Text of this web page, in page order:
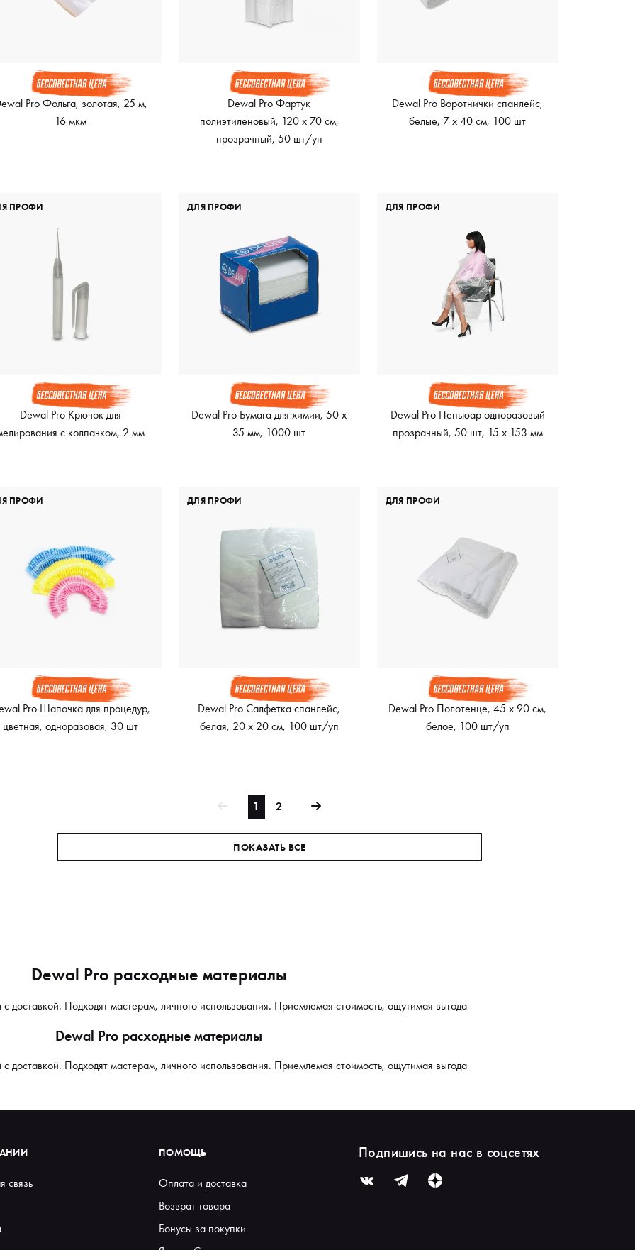
Pro Фольга, золотая, 25 м,
16 мкм
Dewal Pro Фартук
полиэтиленовый, 120 х 70 см,
прозрачный, 50 шт/уп
Dewal Pro Воротнички спанлейс,
белые, 7 х 40 см, 100 шт
Dewal Pro Крючок для
с колпачком, 2 мм
ПРОФИ
Dewal Pro Бумага для химии, 50 х
35 мм, 1000 шт
ДЛЯ ПРОФИ
Dewal Pro Пеньюар одноразовый
прозрачный, 50 шт, 15 х 153 мм
ДЛЯ ПРОФИ
Pro Шапочка для процедур,
цветная, одноразовая, 30 шт
ПРОФИ
Dewal Pro Салфетка спанлейс,
белая, 20 х 20 см, 100 шт/уп
ДЛЯ ПРОФИ
Dewal Pro Полотенце, 45 х 90 см,
белое, 100 шт/уп
ДЛЯ ПРОФИ
1 2
ПОКАЗАТЬ ВСЕ
Dewal Pro расходные материалы
доставкой. Подходят мастерам, личного использования. Приемлемая стоимость, ощутимая выгода
Dewal Pro расходные материалы
доставкой. Подходят мастерам, личного использования. Приемлемая стоимость, ощутимая выгода
связь
ПОМОЩЬ
Оплата и доставка
Возврат товара
Бонусы за покупки
Подпишись на нас в соцсетях